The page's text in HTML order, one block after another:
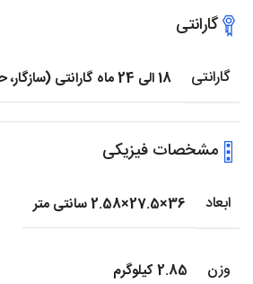
گارانتی
گارانتی 18 الی 24 ماه گارانتی (سازگار، حامی، آواژنگ)
مشخصات فیزیکی
ابعاد 36×27.5×2.58 سانتی متر
وزن 2.85 کیلوگرم